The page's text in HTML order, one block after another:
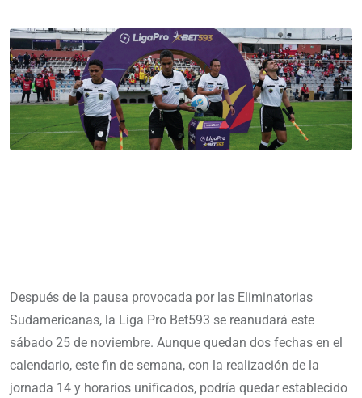
Después de la pausa provocada por las Eliminatorias
Sudamericanas, la Liga Pro Bet593 se reanudará este
sábado 25 de noviembre. Aunque quedan dos fechas en el
calendario, este fin de semana, con la realización de la
jornada 14 y horarios unificados, podría quedar establecido